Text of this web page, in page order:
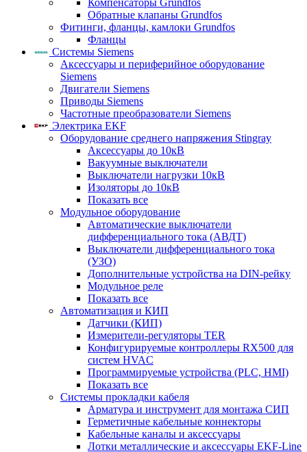
Компенсаторы Grundfos
Обратные клапаны Grundfos
Фитинги, фланцы, камлоки Grundfos
Фланцы
Системы Siemens
Аксессуары и периферийное оборудование
Siemens
Двигатели Siemens
Приводы Siemens
Частотные преобразователи Siemens
Электрика EKF
Оборудование среднего напряжения Stingray
Аксессуары до 10кВ
Вакуумные выключатели
Выключатели нагрузки 10кВ
Изоляторы до 10кВ
Показать все
Модульное оборудование
Автоматические выключатели
дифференциального тока (АВДТ)
Выключатели дифференциального тока
(УЗО)
Дополнительные устройства на DIN-рейку
Модульное реле
Показать все
Автоматизация и КИП
Датчики (КИП)
Измерители-регуляторы TER
Конфигурируемые контроллеры RX500 для
систем HVAC
Программируемые устройства (PLC, HMI)
Показать все
Системы прокладки кабеля
Арматура и инструмент для монтажа СИП
Герметичные кабельные коннекторы
Кабельные каналы и аксессуары
Лотки металлические и аксессуары EKF-Line